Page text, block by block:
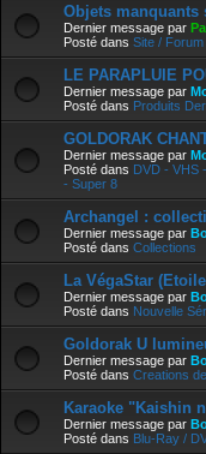
Objets manquants
Dernier message par
Posté dans Site / Forum
LE PARAPLUIE
Dernier message par
Posté dans Produits
GOLDORAK
Dernier message par
Posté dans DVD - VHS
- Super 8
Archangel :
Dernier message par
Posté dans Collections
La VégaStar
Dernier message par
Posté dans Nouvelle
Goldorak U
Dernier message par
Posté dans Creations
Karaoke "Kaishin
Dernier message par
Posté dans Blu-Ray /